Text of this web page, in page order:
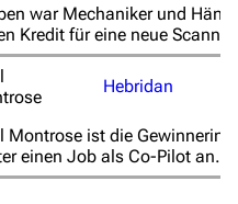
346.380
war Mechaniker und
Kredit für eine neue
Hebridan
Montrose ist die Gewinnerin
einen Job als Co-Pilot an.